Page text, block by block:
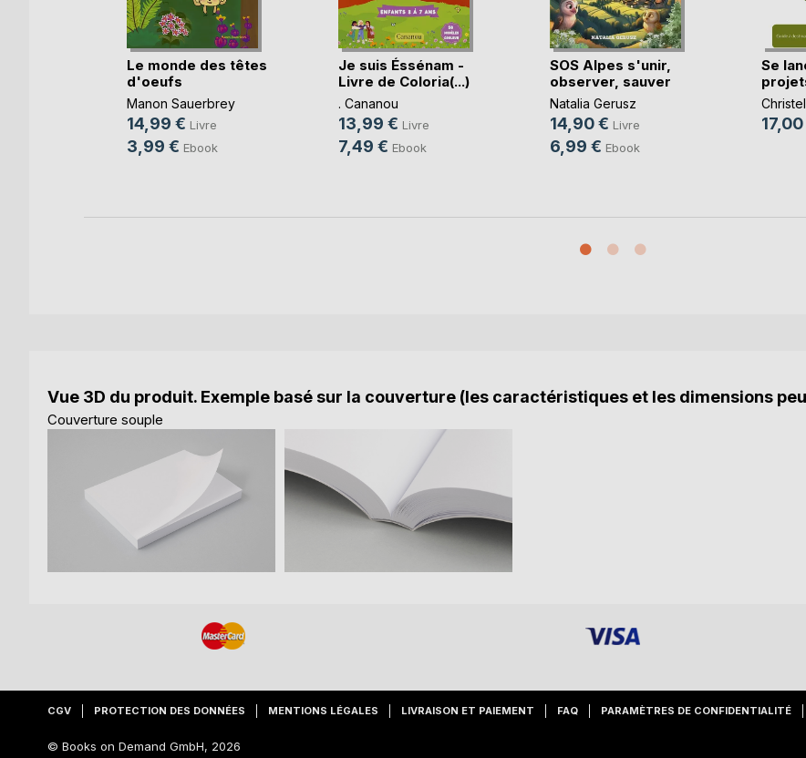
Le monde des têtes
d'oeufs
Manon Sauerbrey
14,99 € Livre
3,99 € Ebook
Je suis Éssénam -
Livre de Coloria(...)
. Cananou
13,99 € Livre
7,49 € Ebook
SOS Alpes s'unir,
observer, sauver
Natalia Gerusz
14,90 € Livre
6,99 € Ebook
Se
Vue 3D du produit. Exemple basé sur la couverture (les caractéristiques et les dimensions
Couverture souple
CGV PROTECTION DES DONNÉES MENTIONS LÉGALES LIVRAISON ET PAIEMENT FAQ PARAMÈTRES DE CONFIDENTIALITÉ
© Books on Demand GmbH, 2026